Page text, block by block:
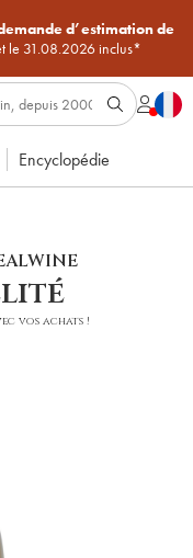
d’estimation de
le 31.08.2026 inclus*
Encyclopédie
vos achats !